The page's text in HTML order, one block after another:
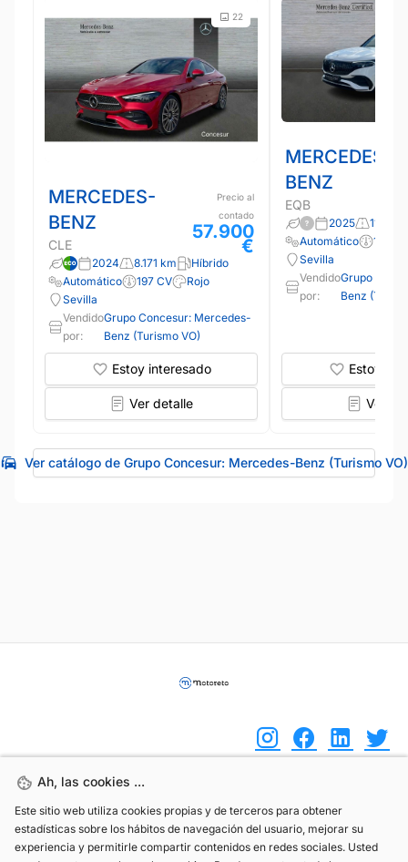
22
MERCEDES-
BENZ
CLE
Precio al
contado
57.900
€
2024 8.171 km
Híbrido
Automático
197 CV
Rojo
Sevilla
Vendido
por:
Grupo Concesur: Mercedes-
Benz (Turismo VO)
Estoy interesado
Ver detalle
MERCEDES-
BENZ
EQB
2025
11.000
Automático
190
Sevilla
Vendido
por:
Grupo
Benz
Estoy
Ver
Ver catálogo de Grupo Concesur: Mercedes-Benz (Turismo VO)
Ah, las cookies ...
Este sitio web utiliza cookies propias y de terceros para obtener
estadísticas sobre los hábitos de navegación del usuario, mejorar su
experiencia y permitirle compartir contenidos en redes sociales. Usted
Ah, las cookies ...
Este sitio web utiliza cookies propias y de terceros para obtener
estadísticas sobre los hábitos de navegación del usuario, mejorar su
experiencia y permitirle compartir contenidos en redes sociales. Usted
(+34) 744 408 070
info@motoreto.com